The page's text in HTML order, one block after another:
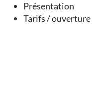
Présentation
Tarifs / ouverture